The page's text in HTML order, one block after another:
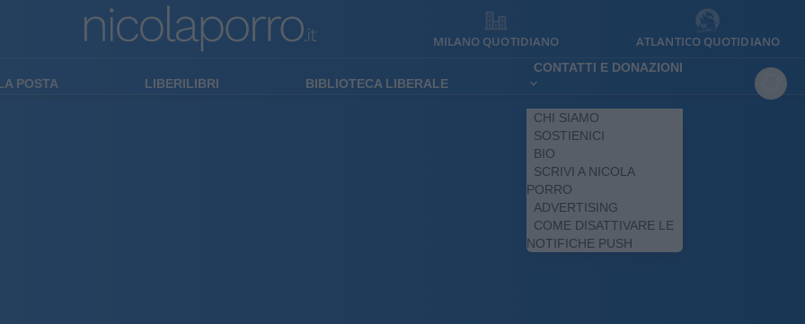
MILANO QUOTIDIANO ATLANTICO QUOTIDIANO
POSTA LIBERILIBRI BIBLIOTECA LIBERALE
CONTATTI E DONAZIONI
CHI SIAMO
SOSTIENICI
BIO
SCRIVI A NICOLA
PORRO
ADVERTISING
COME DISATTIVARE LE
NOTIFICHE PUSH